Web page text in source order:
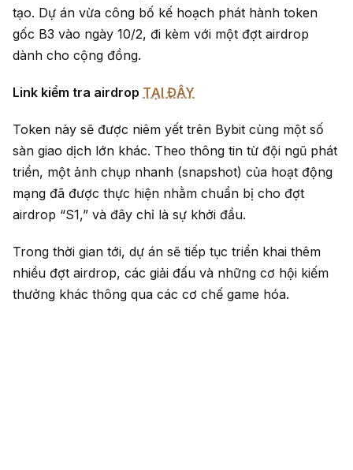
tạo. Dự án vừa công bố kế hoạch phát hành token
gốc B3 vào ngày 10/2, đi kèm với một đợt airdrop
dành cho cộng đồng.
Link kiểm tra airdrop TẠI ĐÂY
Token này sẽ được niêm yết trên Bybit cùng một số
sàn giao dịch lớn khác. Theo thông tin từ đội ngũ phát
triển, một ảnh chụp nhanh (snapshot) của hoạt động
mạng đã được thực hiện nhằm chuẩn bị cho đợt
airdrop “S1,” và đây chỉ là sự khởi đầu.
Trong thời gian tới, dự án sẽ tiếp tục triển khai thêm
nhiều đợt airdrop, các giải đấu và những cơ hội kiếm
thưởng khác thông qua các cơ chế game hóa.